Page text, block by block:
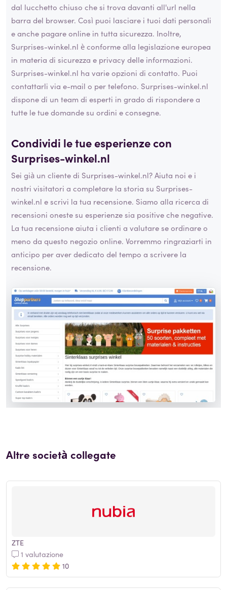
dal lucchetto chiuso che si trova davanti all'url nella
barra del browser. Così puoi lasciare i tuoi dati personali
e anche pagare online in tutta sicurezza. Inoltre,
Surprises-winkel.nl è conforme alla legislazione europea
in materia di sicurezza e privacy delle informazioni.
Surprises-winkel.nl ha varie opzioni di contatto. Puoi
contattarli via e-mail o per telefono. Surprises-winkel.nl
dispone di un team di esperti in grado di rispondere a
tutte le tue domande su ordini e consegne.
Condividi le tue esperienze con
Surprises-winkel.nl
Sei già un cliente di Surprises-winkel.nl? Aiuta noi e i
nostri visitatori a completare la storia su Surprises-
winkel.nl e scrivi la tua recensione. Siamo alla ricerca di
recensioni oneste su esperienze sia positive che negative.
La tua recensione aiuta i clienti a valutare se ordinare o
meno da questo negozio online. Vorremmo ringraziarti in
anticipo per aver dedicato del tempo a scrivere la
recensione.
Altre società collegate
ZTE
1 valutazione
10